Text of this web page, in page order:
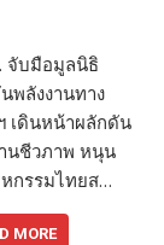
จับมือมูลนิธิ
พลังงานทาง
เดินหน้าผลักดัน
นชีวภาพ หนุน
กรรมไทยส…
MORE